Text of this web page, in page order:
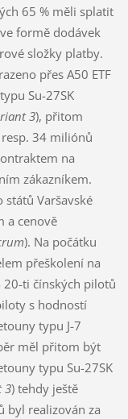
65 % měli splatit
formě dodávek
složky platby.
přes A50 ETF
Su-27SK
3), přitom
34 miliónů
na
zákazníkem.
států Varšavské
a cenově
). Na počátku
přeškolení na
20-ti čínských pilotů
s hodností
typu J-7
měl přitom být
typu Su-27SK
3) tehdy ještě
byl realizován za